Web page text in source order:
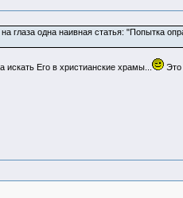
глаза одна наивная статья: "Попытка
Его в христианские храмы...
Это